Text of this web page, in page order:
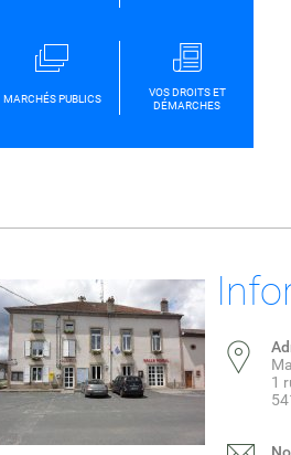
MARCHÉS PUBLICS
VOS DROITS ET
DÉMARCHES
1